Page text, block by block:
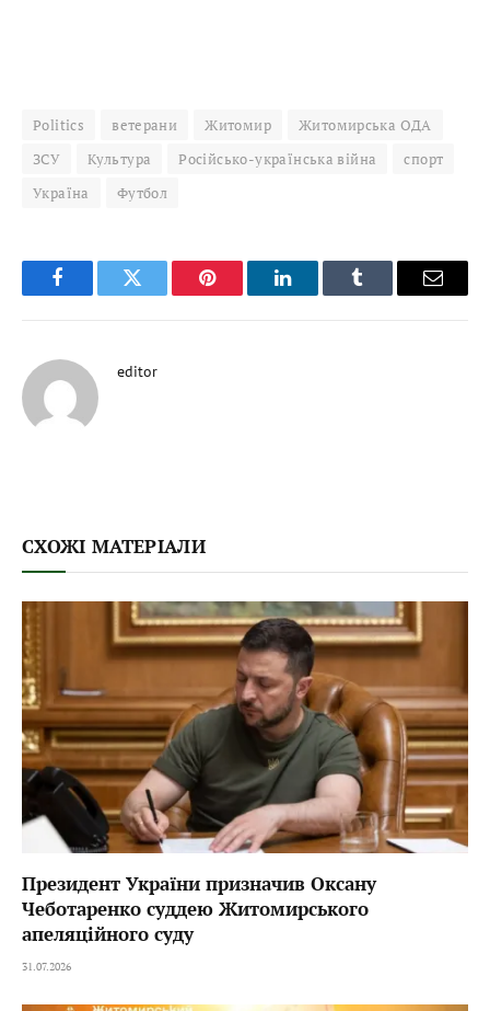
Politics ветерани Житомир
Житомирська ОДА
ЗСУ
Культура Російсько-українська війна
спорт
Україна
Футбол
FacebookTwitter Pinterest LinkedInTumblr Email
editor
СХОЖІ МАТЕРІАЛИ
Президент України призначив Оксану
Чеботаренко суддею Житомирського
апеляційного суду
31.07.2026